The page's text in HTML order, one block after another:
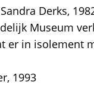
Derks,
Museum
er in isolement
1993